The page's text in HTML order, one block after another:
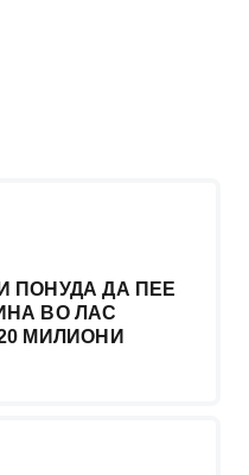
ПОНУДА ДА ПЕЕ
ВО ЛАС
МИЛИОНИ